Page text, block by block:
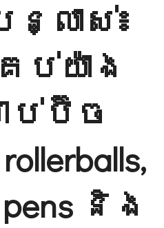
ន្លាស់៖
យ៉ាង
ប់ប៊ិច
pens និង